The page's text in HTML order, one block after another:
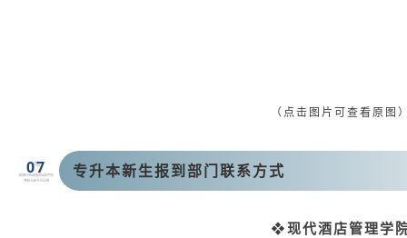
（点击图片可查看原图
07 专升本新生报到部门联系方式
❖现代酒店管理学